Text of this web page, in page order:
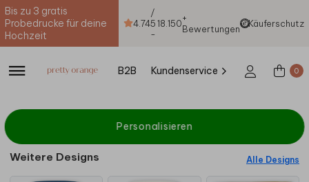
Bis zu 3 gratis
Probedrucke für deine
Hochzeit
4.74
/
5
-
18.150+
Bewertungen
Käuferschutz
B2B Kundenservice 0
Personalisieren
Weitere Designs Alle Designs